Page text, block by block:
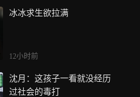
冰冰求生欲拉满
12小时前
沈月：这孩子一看就没经历
过社会的毒打